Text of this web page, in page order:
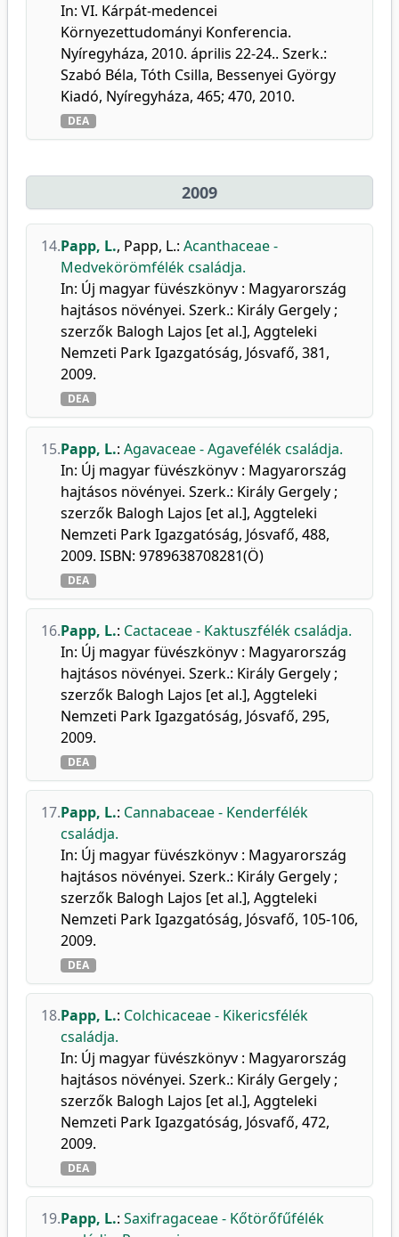
In: VI. Kárpát-medencei
Környezettudományi Konferencia.
Nyíregyháza, 2010. április 22-24.. Szerk.:
Szabó Béla, Tóth Csilla, Bessenyei György
Kiadó, Nyíregyháza, 465; 470, 2010.
DEA
2009
14.Papp, L., Papp, L.: Acanthaceae -
Medvekörömfélék családja.
In: Új magyar füvészkönyv : Magyarország
hajtásos növényei. Szerk.: Király Gergely ;
szerzők Balogh Lajos [et al.], Aggteleki
Nemzeti Park Igazgatóság, Jósvafő, 381,
2009.
DEA
15.Papp, L.: Agavaceae - Agavefélék családja.
In: Új magyar füvészkönyv : Magyarország
hajtásos növényei. Szerk.: Király Gergely ;
szerzők Balogh Lajos [et al.], Aggteleki
Nemzeti Park Igazgatóság, Jósvafő, 488,
2009. ISBN: 9789638708281(Ö)
DEA
16.Papp, L.: Cactaceae - Kaktuszfélék családja.
In: Új magyar füvészkönyv : Magyarország
hajtásos növényei. Szerk.: Király Gergely ;
szerzők Balogh Lajos [et al.], Aggteleki
Nemzeti Park Igazgatóság, Jósvafő, 295,
2009.
DEA
17.Papp, L.: Cannabaceae - Kenderfélék
családja.
In: Új magyar füvészkönyv : Magyarország
hajtásos növényei. Szerk.: Király Gergely ;
szerzők Balogh Lajos [et al.], Aggteleki
Nemzeti Park Igazgatóság, Jósvafő, 105-106,
2009.
DEA
18.Papp, L.: Colchicaceae - Kikericsfélék
családja.
In: Új magyar füvészkönyv : Magyarország
hajtásos növényei. Szerk.: Király Gergely ;
szerzők Balogh Lajos [et al.], Aggteleki
Nemzeti Park Igazgatóság, Jósvafő, 472,
2009.
DEA
19.Papp, L.: Saxifragaceae - Kőtörőfűfélék